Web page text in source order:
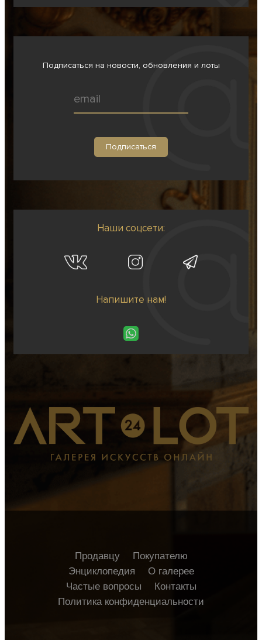
Подписаться на новости, обновления и лоты
Наши соцсети:
Напишите нам!
Продавцу
Покупателю
Энциклопедия
О галерее
Частые вопросы
Контакты
Политика конфиденциальности